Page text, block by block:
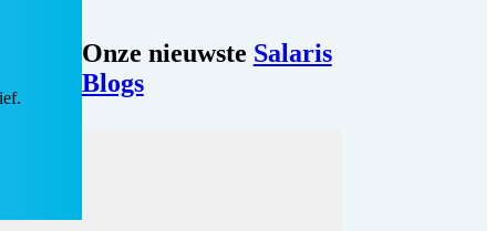
Onze nieuwste Salaris
Blogs